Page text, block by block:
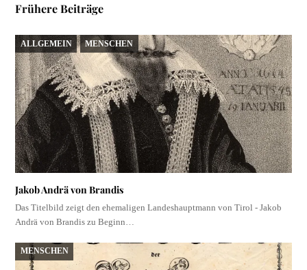
Frühere Beiträge
ALLGEMEIN MENSCHEN
Jakob Andrä von Brandis
Das Titelbild zeigt den ehemaligen Landeshauptmann von Tirol - Jakob
Andrä von Brandis zu Beginn…
MENSCHEN